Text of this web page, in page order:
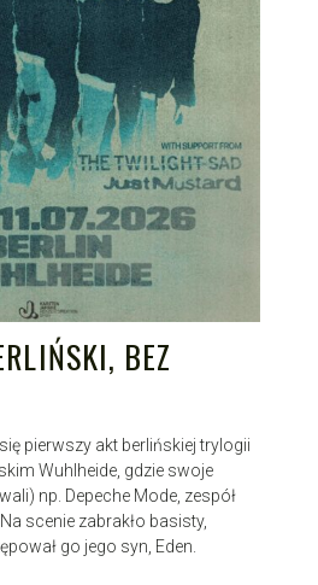
BEZ
pierwszy akt berlińskiej trylogii
Wuhlheide, gdzie swoje
np. Depeche Mode, zespół
scenie zabrakło basisty,
go jego syn, Eden.